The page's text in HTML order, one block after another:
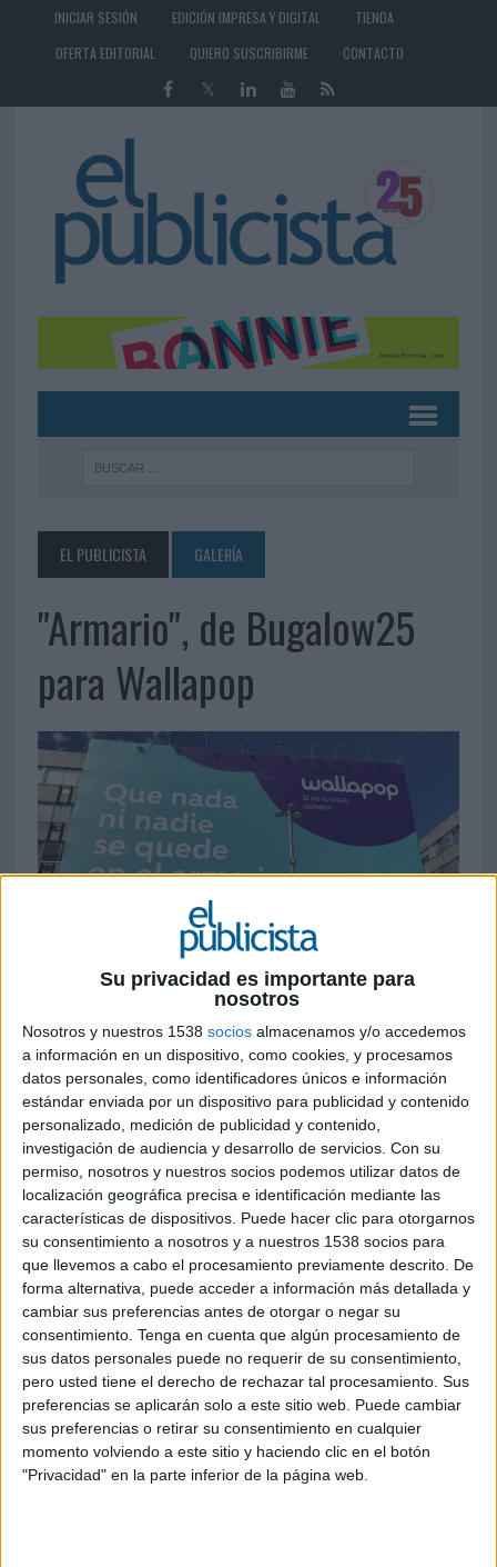
Su privacidad es importante para
nosotros
Nosotros y nuestros 1538 socios almacenamos y/o accedemos
a información en un dispositivo, como cookies, y procesamos
datos personales, como identificadores únicos e información
estándar enviada por un dispositivo para publicidad y contenido
personalizado, medición de publicidad y contenido,
investigación de audiencia y desarrollo de servicios. Con su
permiso, nosotros y nuestros socios podemos utilizar datos de
localización geográfica precisa e identificación mediante las
características de dispositivos. Puede hacer clic para otorgarnos
su consentimiento a nosotros y a nuestros 1538 socios para
que llevemos a cabo el procesamiento previamente descrito. De
forma alternativa, puede acceder a información más detallada y
cambiar sus preferencias antes de otorgar o negar su
consentimiento. Tenga en cuenta que algún procesamiento de
sus datos personales puede no requerir de su consentimiento,
pero usted tiene el derecho de rechazar tal procesamiento. Sus
preferencias se aplicarán solo a este sitio web. Puede cambiar
sus preferencias o retirar su consentimiento en cualquier
momento volviendo a este sitio y haciendo clic en el botón
"Privacidad" en la parte inferior de la página web.
INICIAR SESIÓN EDICIÓN IMPRESA Y DIGITAL
TIENDA
OFERTA EDITORIAL
QUIERO SUSCRIBIRME CONTACTO
EL PUBLICISTA GALERÍA
"Armario", de Bugalow25
para Wallapop
Ficha técnica “Armario”
Anunciante: Wallapop
Marca: Wallapop
Sector: E-Commerce
Contactos del anunciante: Marta Gui, Carlos
Macho
Agencia: Bungalow25
Director creativo ejecutivo: Julio Gálvez
Directora creativa: Beatriz Jerez